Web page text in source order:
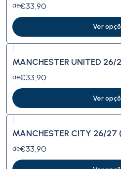
de€33,90
Ver
|
MANCHESTER UNITED
de€33,90
Ver
MANCHESTER CITY 26/27
de€33,90